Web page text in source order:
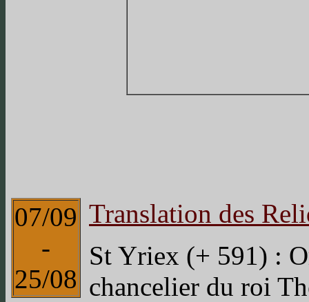
07/09
-
25/08
Translation des
St Yriex (+ 591) :
chancelier du roi